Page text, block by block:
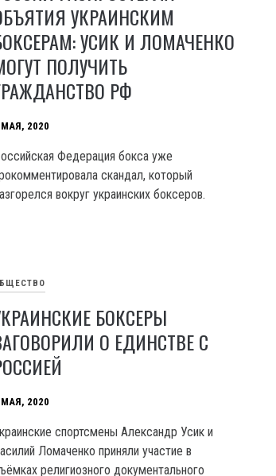
УКРАИНСКИМ
УСИК И ЛОМАЧЕНКО
ПОЛУЧИТЬ
РФ
МАЯ, 2020
Федерация бокса уже
скандал, который
вокруг украинских боксеров.
БОКСЕРЫ
О ЕДИНСТВЕ С
МАЯ, 2020
спортсмены Александр Усик и
Ломаченко приняли участие в
религиозного документального